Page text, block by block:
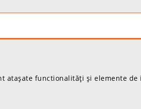
atașate functionalități și elemente